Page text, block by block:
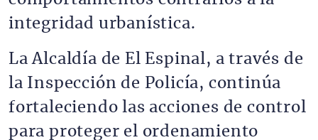
integridad urbanística.
La Alcaldía de El Espinal, a través de
la Inspección de Policía, continúa
fortaleciendo las acciones de control
para proteger el ordenamiento